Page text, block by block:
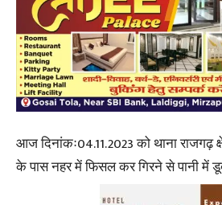
आज दिनांकः04.11.2023 को थाना राजगढ़
के पास नहर में फिसल कर गिरने से पानी में